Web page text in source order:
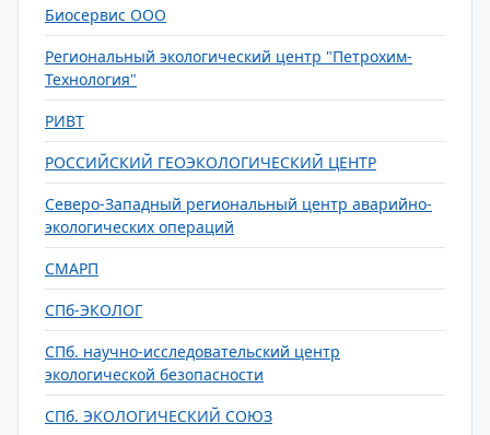
Биосервис ООО
Региональный экологический центр "Петрохим-
Технология"
РИВТ
РОССИЙСКИЙ ГЕОЭКОЛОГИЧЕСКИЙ ЦЕНТР
Северо-Западный региональный центр аварийно-
экологических операций
СМАРП
СПб-ЭКОЛОГ
СПб. научно-исследовательский центр
экологической безопасности
СПб. ЭКОЛОГИЧЕСКИЙ СОЮЗ